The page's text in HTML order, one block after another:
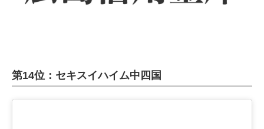
第14位：セキスイハイム中四国